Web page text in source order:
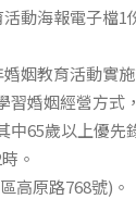
動海報電子檔
姻教育活動實
婚姻經營方
65歲以上優
。
高原路768號)。